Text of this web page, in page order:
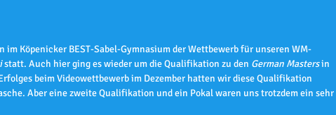
im Köpenicker BEST-Sabel-Gymnasium der Wettbewerb für unseren WM-
statt. Auch hier ging es wieder um die Qualifikation zu den German Masters in
beim Videowettbewerb im Dezember hatten wir diese Qualifikation
Aber eine zweite Qualifikation und ein Pokal waren uns trotzdem ein sehr